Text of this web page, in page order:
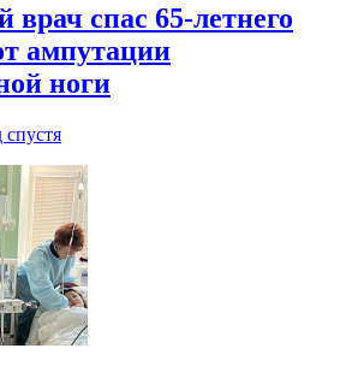
врач спас 65-летнего
ампутации
ноги
спустя